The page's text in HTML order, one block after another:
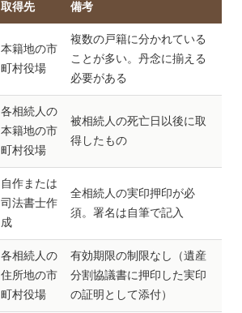
取得先 備考
本籍地の市
町村役場
複数の戸籍に分かれている
ことが多い。丹念に揃える
必要がある
各相続人の
本籍地の市
町村役場
被相続人の死亡日以後に取
得したもの
自作または
司法書士作
成
全相続人の実印押印が必
須。署名は自筆で記入
各相続人の
住所地の市
町村役場
有効期限の制限なし（遺産
分割協議書に押印した実印
の証明として添付）